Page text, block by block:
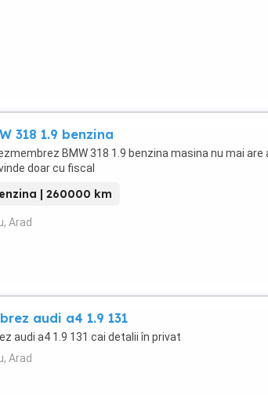
318 1.9 benzina
BMW 318 1.9 benzina masina nu mai are
doar cu fiscal
| 260000 km
Arad
audi a4 1.9 131
audi a4 1.9 131 cai detalii în privat
Arad